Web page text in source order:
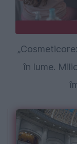
în lume.